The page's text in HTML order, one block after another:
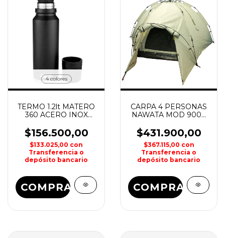
4 colores
TERMO 1.2lt MATERO
360 ACERO INOX
$156.500,00
$133.025,00 con
Transferencia o
depósito bancario
COMPRAR
CARPA 4 PERSONAS
NAWATA MOD 9004
OUTDOOR
$431.900,00
$367.115,00 con
Transferencia o
depósito bancario
COMPRAR